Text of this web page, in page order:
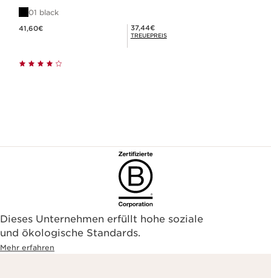
01 black
41,60€ Mitgliederpreis 37,44€
37,44€
TREUEPREIS
Dieses Unternehmen erfüllt hohe soziale
und ökologische Standards.
Mehr erfahren